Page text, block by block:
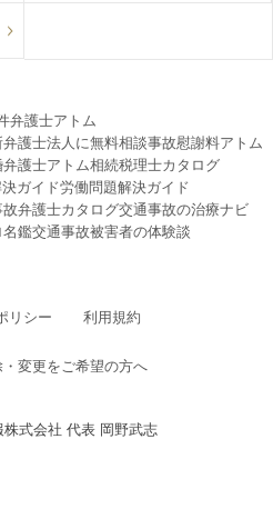
弁護士アトム
護士法人に無料相談事故慰謝料アトム
弁護士アトム相続税理士カタログ
ガイド労働問題解決ガイド
弁護士カタログ交通事故の治療ナビ
鑑交通事故被害者の体験談
リシー 利用規約
変更をご希望の方へ
式会社 代表 岡野武志